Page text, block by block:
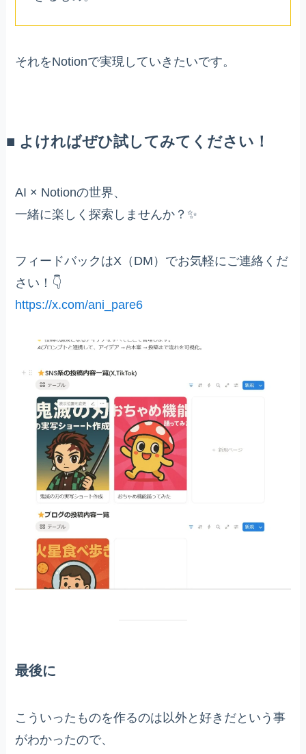
それをNotionで実現していきたいです。
■ よければぜひ試してみてください！
AI × Notionの世界、
一緒に楽しく探索しませんか？✨
フィードバックはX（DM）でお気軽にご連絡くだ
さい！👇
https://x.com/ani_pare6
最後に
こういったものを作るのは以外と好きだという事
がわかったので、